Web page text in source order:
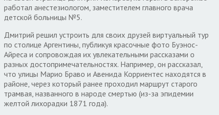
работал анестезиологом, заместителем главного врача
детской больницы №5.
Дмитрий решил устроить для своих друзей виртуальный тур
по столице Аргентины, публикуя красочные фото Буэнос-
Айреса и сопровождая их увлекательными рассказами о
разных достопримечательностях. Например, он рассказал,
что улицы Марио Браво и Авенида Корриентес находятся в
районе, через который ранее проходил маршрут старого
трамвая, названного в народе смертью (из-за эпидемии
желтой лихорадки 1871 года).